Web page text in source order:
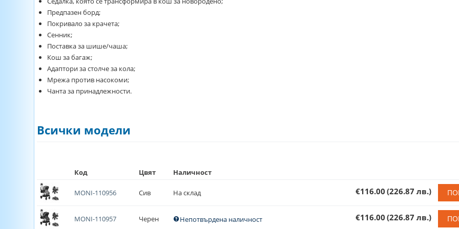
Предпазен борд;
Покривало за крачета;
Сенник;
Поставка за шише/чаша;
Кош за багаж;
Адаптори за столче за кола;
Мрежа против насокоми;
Чанта за принадлежности.
Всички модели
Код Цвят Наличност
MONI-110956 Сив На склад €116.00 (226.87 лв.)
MONI-110957 Черен Непотвърдена наличност €116.00 (226.87 лв.)